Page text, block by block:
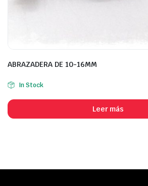
ABRAZADERA DE 10-16MM
In Stock
Leer más